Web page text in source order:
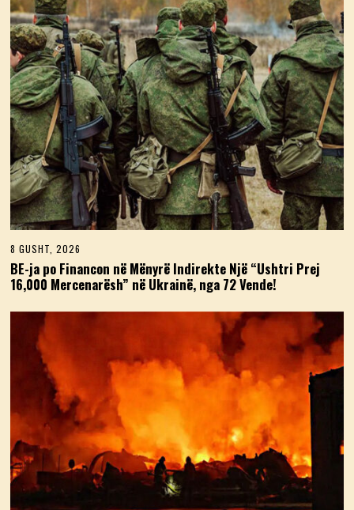
2
6
8 GUSHT, 2026
U
S
T
BE-ja po Financon në Mënyrë Indirekte Një “Ushtri Prej
16,000 Mercenarësh” në Ukrainë, nga 72 Vende!